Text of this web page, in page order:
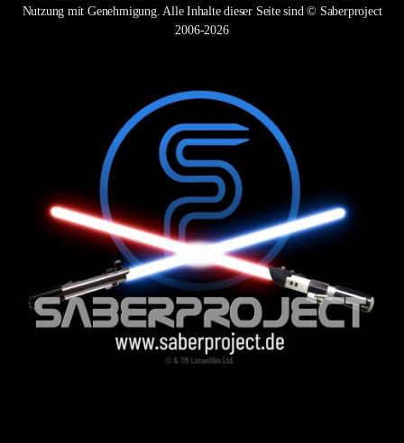
Nutzung mit Genehmigung. Alle Inhalte dieser Seite sind © Saberproject
2006-2026